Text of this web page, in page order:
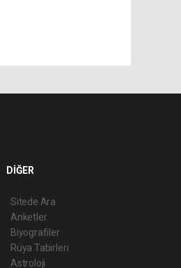
DİĞER
Sitede Ara
Anketler
Biyografiler
Rüya Tabirleri
Astroloji